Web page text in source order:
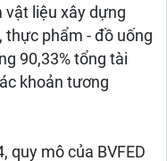
vật liệu xây dựng
thực phẩm - đồ uống
90,33% tổng tài
khoản tương
quy mô của BVFED